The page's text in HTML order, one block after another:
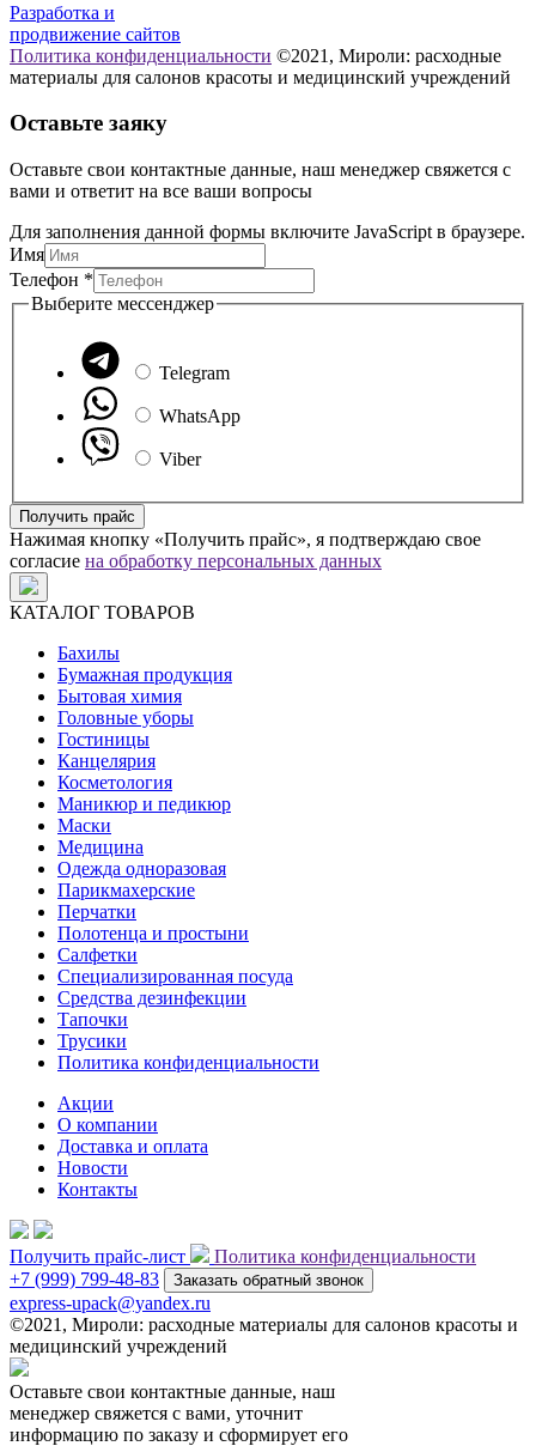
Разработка и
продвижение сайтов
Политика конфиденциальности ©2021, Мироли: расходные
материалы для салонов красоты и медицинский учреждений
Оставьте заяку
Оставьте свои контактные данные, наш менеджер свяжется с
вами и ответит на все ваши вопросы
Для заполнения данной формы включите JavaScript в браузере.
Имя
Телефон *
Имя
Выберите
Выберите мессенджер
Telegram
WhatsApp
Viber
Получить прайс
Нажимая кнопку «Получить прайс», я подтверждаю свое
согласие на обработку персональных данных
КАТАЛОГ ТОВАРОВ
Бахилы
Бумажная продукция
Бытовая химия
Головные уборы
Гостиницы
Канцелярия
Косметология
Маникюр и педикюр
Маски
Медицина
Одежда одноразовая
Парикмахерские
Перчатки
Полотенца и простыни
Салфетки
Специализированная посуда
Средства дезинфекции
Тапочки
Трусики
Политика конфиденциальности
Акции
О компании
Доставка и оплата
Новости
Контакты
Получить прайс-лист
Политика конфиденциальности
+7 (999) 799-48-83
Заказать обратный звонок
express-upack@yandex.ru
©2021, Мироли: расходные материалы для салонов красоты и
медицинский учреждений
Оставьте свои контактные данные, наш
менеджер свяжется с вами, уточнит
информацию по заказу и сформирует его